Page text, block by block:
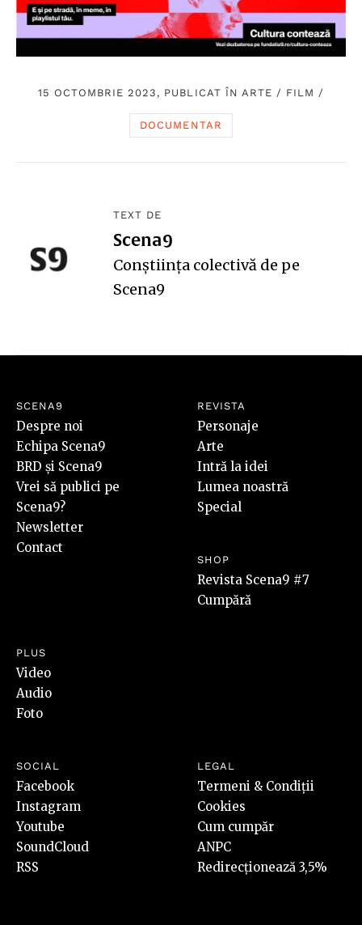
15 OCTOMBRIE 2023, PUBLICAT ÎN ARTE / FILM /
DOCUMENTAR
TEXT DE
Scena9
Conștiința colectivă de pe
Scena9
SCENA9
Despre noi
Echipa Scena9
BRD și Scena9
Vrei să publici pe
Scena9?
Newsletter
Contact
REVISTA
Personaje
Arte
Intră la idei
Lumea noastră
Special
SHOP
Revista Scena9 #7
Cumpără
PLUS
Video
Audio
Foto
SOCIAL
Facebook
Instagram
Youtube
SoundCloud
RSS
LEGAL
Termeni & Condiții
Cookies
Cum cumpăr
ANPC
Redirecționează 3,5%